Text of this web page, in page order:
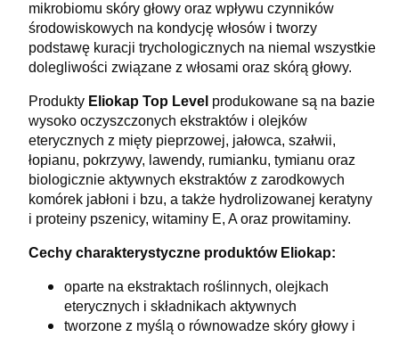
mikrobiomu skóry głowy oraz wpływu czynników
środowiskowych na kondycję włosów i tworzy
podstawę kuracji trychologicznych na niemal wszystkie
dolegliwości związane z włosami oraz skórą głowy.
Produkty Eliokap Top Level produkowane są na bazie
wysoko oczyszczonych ekstraktów i olejków
eterycznych z mięty pieprzowej, jałowca, szałwii,
łopianu, pokrzywy, lawendy, rumianku, tymianu oraz
biologicznie aktywnych ekstraktów z zarodkowych
komórek jabłoni i bzu, a także hydrolizowanej keratyny
i proteiny pszenicy, witaminy E, A oraz prowitaminy.
Cechy charakterystyczne produktów Eliokap:
oparte na ekstraktach roślinnych, olejkach
eterycznych i składnikach aktywnych
tworzone z myślą o równowadze skóry głowy i